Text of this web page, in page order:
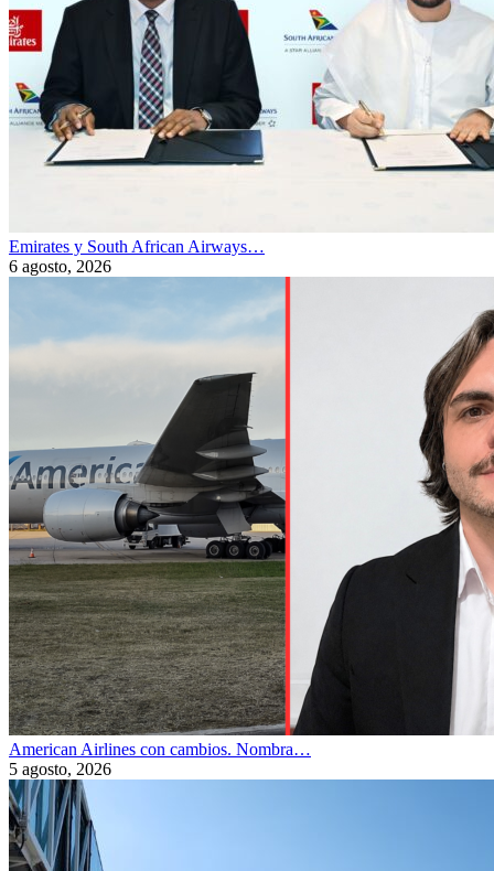
Emirates y South African Airways…
6 agosto, 2026
American Airlines con cambios. Nombra…
5 agosto, 2026